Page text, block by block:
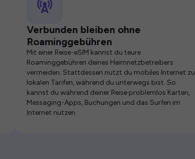
Verbunden bleiben ohne
Roaminggebühren
Mit einer Reise-eSIM kannst du teure
Roaminggebühren deines Heimnetzbetreibers
vermeiden. Stattdessen nutzt du mobiles Internet zu
lokalen Tarifen, während du unterwegs bist. So
kannst du während deiner Reise problemlos Karten,
Messaging-Apps, Buchungen und das Surfen im
Internet nutzen.